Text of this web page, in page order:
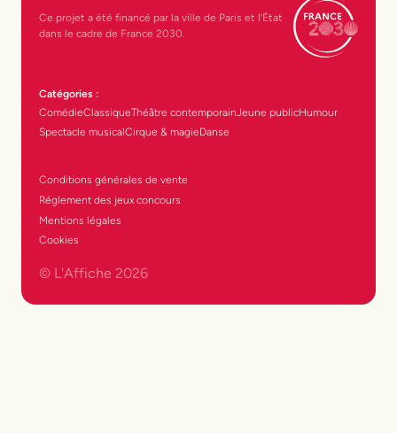
Ce projet a été financé par la ville de Paris et l’État
dans le cadre de France 2030.
Catégories :
ComédieClassiqueThéâtre contemporainJeune publicHumour
Spectacle musicalCirque & magieDanse
Conditions générales de vente
Réglement des jeux concours
Mentions légales
Cookies
© L'Affiche 2026